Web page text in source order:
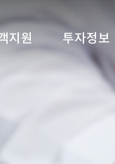
지원 투자정보